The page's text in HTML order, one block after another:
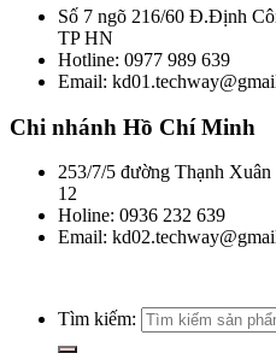
Số 7 ngõ 216/60 Đ.Định
TP HN
Hotline: 0977 989 639
Email:
Chi nhánh Hồ Chí Minh
253/7/5 đường Thạnh
12
Holine: 0936 232 639
Email:
Tìm kiếm: